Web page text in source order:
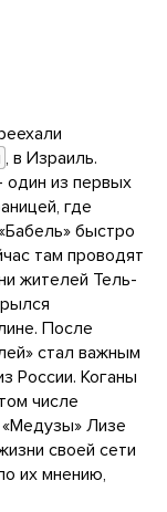
, в Израиль.
один из первых
где
быстро
там проводят
жителей Тель-
После
стал важным
России. Коганы
числе
«Медузы» Лизе
своей сети
их мнению,